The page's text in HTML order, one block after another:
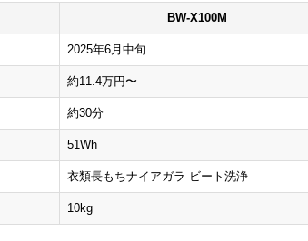
BW-X100M
2025年6月中旬
約11.4万円〜
約30分
51Wh
衣類長もちナイアガラ ビート洗浄
10kg